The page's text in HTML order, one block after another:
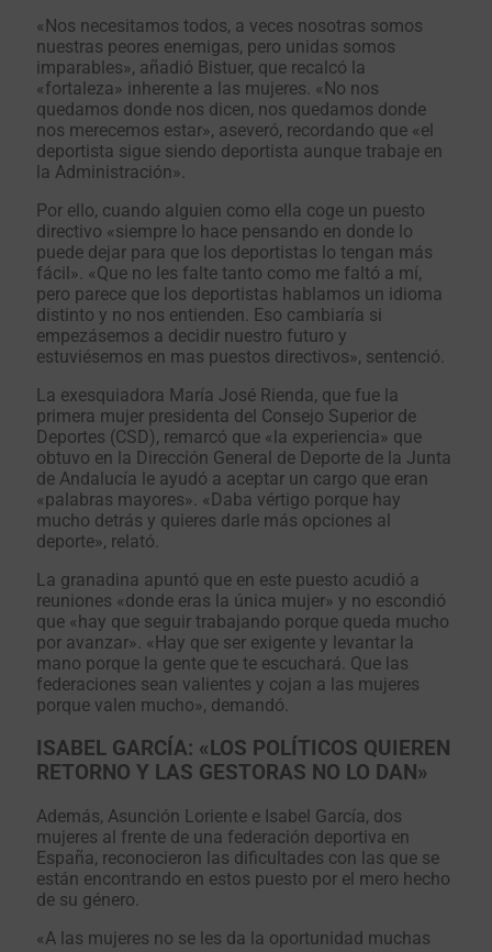
«Nos necesitamos todos, a veces nosotras somos
nuestras peores enemigas, pero unidas somos
imparables», añadió Bistuer, que recalcó la
«fortaleza» inherente a las mujeres. «No nos
quedamos donde nos dicen, nos quedamos donde
nos merecemos estar», aseveró, recordando que «el
deportista sigue siendo deportista aunque trabaje en
la Administración».
Por ello, cuando alguien como ella coge un puesto
directivo «siempre lo hace pensando en donde lo
puede dejar para que los deportistas lo tengan más
fácil». «Que no les falte tanto como me faltó a mí,
pero parece que los deportistas hablamos un idioma
distinto y no nos entienden. Eso cambiaría si
empezásemos a decidir nuestro futuro y
estuviésemos en mas puestos directivos», sentenció.
La exesquiadora María José Rienda, que fue la
primera mujer presidenta del Consejo Superior de
Deportes (CSD), remarcó que «la experiencia» que
obtuvo en la Dirección General de Deporte de la Junta
de Andalucía le ayudó a aceptar un cargo que eran
«palabras mayores». «Daba vértigo porque hay
mucho detrás y quieres darle más opciones al
deporte», relató.
La granadina apuntó que en este puesto acudió a
reuniones «donde eras la única mujer» y no escondió
que «hay que seguir trabajando porque queda mucho
por avanzar». «Hay que ser exigente y levantar la
mano porque la gente que te escuchará. Que las
federaciones sean valientes y cojan a las mujeres
porque valen mucho», demandó.
ISABEL GARCÍA: «LOS POLÍTICOS QUIEREN
RETORNO Y LAS GESTORAS NO LO DAN»
Además, Asunción Loriente e Isabel García, dos
mujeres al frente de una federación deportiva en
España, reconocieron las dificultades con las que se
están encontrando en estos puesto por el mero hecho
de su género.
«A las mujeres no se les da la oportunidad muchas